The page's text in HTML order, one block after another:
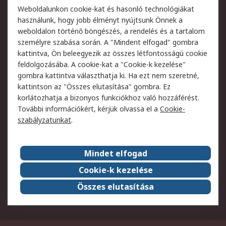
Szolgáltatások
Jogi
Adatvédelmi
szabályzat
Az RS értékesítési
feltételei
Cookie szabályzat
Email biztonság
Webhelyre vonatkozó
feltételek
Weboldal felhasználói
szabályzata
Képviseletek
Rólunk
Vállalatcsoport
Karrier
Díjak és elismerések
ESG globális célok
Weboldalunkon cookie-kat és hasonló technológiákat
használunk, hogy jobb élményt nyújtsunk Önnek a
weboldalon történő böngészés, a rendelés és a tartalom
személyre szabása során. A "Mindent elfogad" gombra
kattintva, Ön beleegyezik az összes létfontosságú cookie
feldolgozásába. A cookie-kat a "Cookie-k kezelése"
gombra kattintva választhatja ki. Ha ezt nem szeretné,
kattintson az "Összes elutasítása" gombra. Ez
korlátozhatja a bizonyos funkciókhoz való hozzáférést.
További információkért, kérjük olvassa el a Cookie-
szabályzatunkat.
Mindet elfogad
Cookie-k kezelése
Összes elutasítása